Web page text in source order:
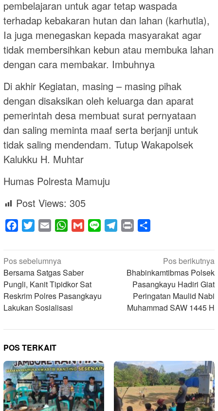
pembelajaran untuk agar tetap waspada
terhadap kebakaran hutan dan lahan (karhutla),
Ia juga menegaskan kepada masyarakat agar
tidak membersihkan kebun atau membuka lahan
dengan cara membakar. Imbuhnya
Di akhir Kegiatan, masing – masing pihak
dengan disaksikan oleh keluarga dan aparat
pemerintah desa membuat surat pernyataan
dan saling meminta maaf serta berjanji untuk
tidak saling mendendam. Tutup Wakapolsek
Kalukku H. Muhtar
Humas Polresta Mamuju
Post Views: 305
Facebook
Twitter Email WhatsApp
Gmail Line Telegram
Print
Navigasi
pos
Pos sebelumnya
Bersama Satgas Saber
Pungli, Kanit Tipidkor Sat
Reskrim Polres Pasangkayu
Lakukan Sosialisasi
Pos berikutnya
Bhabinkamtibmas Polsek
Pasangkayu Hadiri Giat
Peringatan Maulid Nabi
Muhammad SAW 1445 H
POS TERKAIT